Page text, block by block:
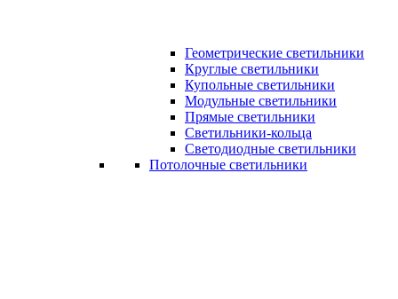
Геометрические светильники
Круглые светильники
Купольные светильники
Модульные светильники
Прямые светильники
Светильники-кольца
Светодиодные светильники
Потолочные светильники